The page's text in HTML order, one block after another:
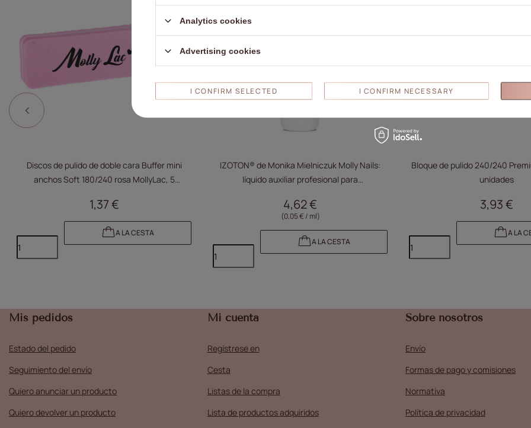
Discos de pulido de doble cara Buffer mini
anchos Soft 180/240 rosa MollyLac, 5
1,37 €
A LA CESTA
IZOTON® de Monika Mielniczuk Molly Nails:
líquido auxiliar profesional para
inhibición de acrilogel, 100 ml
4,62 €
(0,05 € / ml)
A LA CESTA
Bloque de pulido 240/240
unidades
3,93 €
A LA
Mis pedidos
Estado del pedido
Seguimiento del envío
Quiero anunciar un producto
Quiero devolver un producto
Mi cuenta
Regístrese en
Cesta
Listas de la compra
Lista de productos adquiridos
Sobre nosotros
Envío
Formas de pago y comisiones
Normativa
Política de privacidad
Analytics cookies
Advertising cookies
I CONFIRM SELECTED I CONFIRM NECESSARY